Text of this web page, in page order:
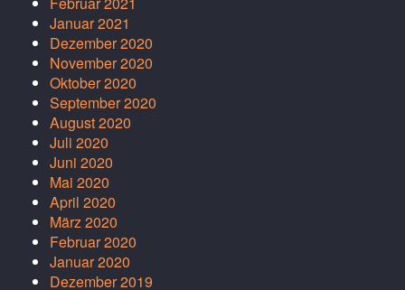
Januar 2021
Dezember 2020
November 2020
Oktober 2020
September 2020
August 2020
Juli 2020
Juni 2020
Mai 2020
April 2020
März 2020
Februar 2020
Januar 2020
Dezember 2019